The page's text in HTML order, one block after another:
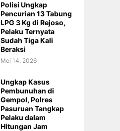
Polisi Ungkap
Pencurian 13 Tabung
LPG 3 Kg di Rejoso,
Pelaku Ternyata
Sudah Tiga Kali
Beraksi
Mei 14, 2026
Ungkap Kasus
Pembunuhan di
Gempol, Polres
Pasuruan Tangkap
Pelaku dalam
Hitungan Jam